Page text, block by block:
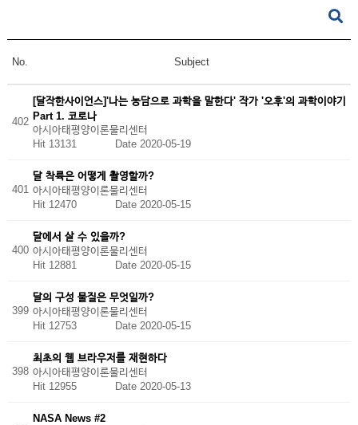
No. Subject
402
[달작한사이언스]'나는 농담으로 과학을 말한다' 작가 '오후'의 과학이야기
Part 1. 코로나
아시아태평양이론물리센터
Hit 13131
Date 2020-05-19
401
달 착륙은 어떻게 촬영할까?
아시아태평양이론물리센터
Hit 12470 Date 2020-05-15
400
달에서 살 수 있을까?
아시아태평양이론물리센터
Hit 12881 Date 2020-05-15
399
달의 구성 물질은 무엇일까?
아시아태평양이론물리센터
Hit 12753 Date 2020-05-15
398
최초의 웹 브라우저를 재현하다
아시아태평양이론물리센터
Hit 12955 Date 2020-05-13
NASA News #2